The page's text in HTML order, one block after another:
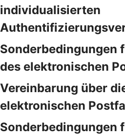
individualisierten
Sonderbedingungen
des elektronischen
Vereinbarung über
elektronischen
Sonderbedingungen